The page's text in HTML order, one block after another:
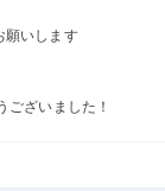
願いします
ございました！